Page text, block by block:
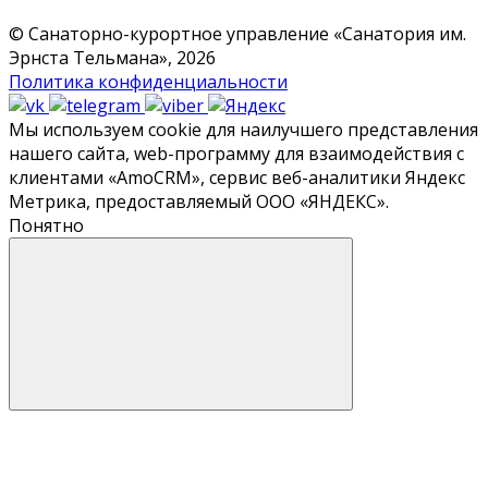
© Санаторно-курортное управление «Санатория им.
Эрнста Тельмана», 2026
Политика конфиденциальности
Мы используем cookie для наилучшего представления
нашего сайта, web-программу для взаимодействия с
клиентами «‎AmoCRM»‎, сервис веб-аналитики Яндекс
Метрика, предоставляемый ООО «ЯНДЕКС».
Понятно